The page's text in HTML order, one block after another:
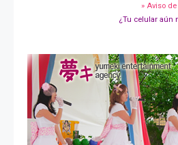
» Aviso
¿Tu celular aún